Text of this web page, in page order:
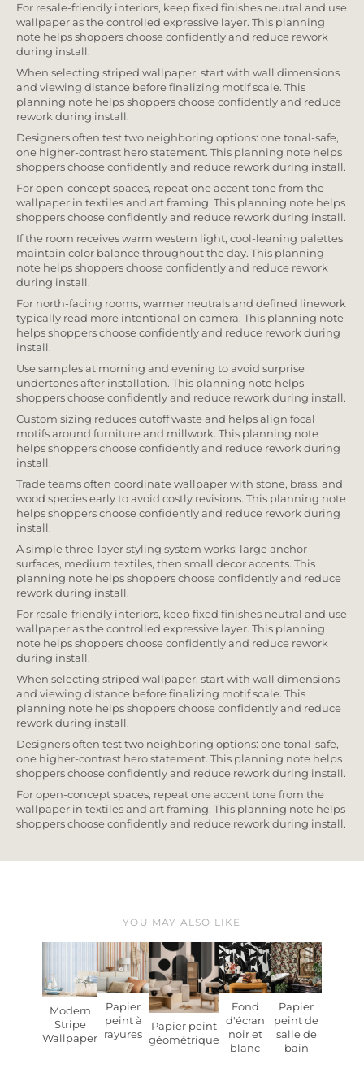
For resale-friendly interiors, keep fixed finishes neutral and use
wallpaper as the controlled expressive layer. This planning
note helps shoppers choose confidently and reduce rework
during install.
When selecting striped wallpaper, start with wall dimensions
and viewing distance before finalizing motif scale. This
planning note helps shoppers choose confidently and reduce
rework during install.
Designers often test two neighboring options: one tonal-safe,
one higher-contrast hero statement. This planning note helps
shoppers choose confidently and reduce rework during install.
For open-concept spaces, repeat one accent tone from the
wallpaper in textiles and art framing. This planning note helps
shoppers choose confidently and reduce rework during install.
If the room receives warm western light, cool-leaning palettes
maintain color balance throughout the day. This planning
note helps shoppers choose confidently and reduce rework
during install.
For north-facing rooms, warmer neutrals and defined linework
typically read more intentional on camera. This planning note
helps shoppers choose confidently and reduce rework during
install.
Use samples at morning and evening to avoid surprise
undertones after installation. This planning note helps
shoppers choose confidently and reduce rework during install.
Custom sizing reduces cutoff waste and helps align focal
motifs around furniture and millwork. This planning note
helps shoppers choose confidently and reduce rework during
install.
Trade teams often coordinate wallpaper with stone, brass, and
wood species early to avoid costly revisions. This planning note
helps shoppers choose confidently and reduce rework during
install.
A simple three-layer styling system works: large anchor
surfaces, medium textiles, then small decor accents. This
planning note helps shoppers choose confidently and reduce
rework during install.
For resale-friendly interiors, keep fixed finishes neutral and use
wallpaper as the controlled expressive layer. This planning
note helps shoppers choose confidently and reduce rework
during install.
When selecting striped wallpaper, start with wall dimensions
and viewing distance before finalizing motif scale. This
planning note helps shoppers choose confidently and reduce
rework during install.
Designers often test two neighboring options: one tonal-safe,
one higher-contrast hero statement. This planning note helps
shoppers choose confidently and reduce rework during install.
For open-concept spaces, repeat one accent tone from the
wallpaper in textiles and art framing. This planning note helps
shoppers choose confidently and reduce rework during install.
YOU MAY ALSO LIKE
Modern
Stripe
Wallpaper
Papier
peint à
rayures
Papier peint
géométrique
Fond
d'écran
noir et
blanc
Papier
peint de
salle de
bain